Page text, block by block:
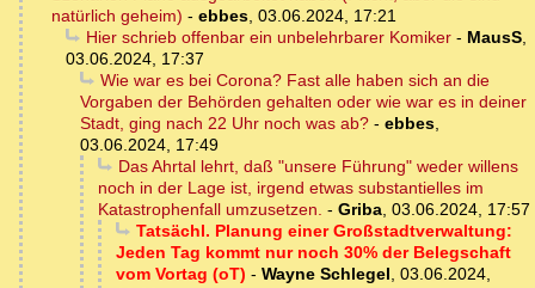
natürlich geheim) - ebbes, 03.06.2024, 17:21
Hier schrieb offenbar ein unbelehrbarer Komiker- MausS,
03.06.2024, 17:37
Wie war es bei Corona? Fast alle haben sich an die
Vorgaben der Behörden gehalten oder wie war es in deiner
Stadt, ging nach 22 Uhr noch was ab? - ebbes,
03.06.2024, 17:49
Das Ahrtal lehrt, daß "unsere Führung" weder willens
noch in der Lage ist, irgend etwas substantielles im
Katastrophenfall umzusetzen. - Griba, 03.06.2024, 17:57
Tatsächl. Planung einer Großstadtverwaltung:
Jeden Tag kommt nur noch 30% der Belegschaft
vom Vortag (oT) - Wayne Schlegel, 03.06.2024,